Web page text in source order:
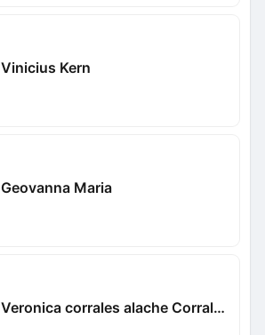
Vinicius Kern
Geovanna Maria
Veronica corrales alache Corrales alache